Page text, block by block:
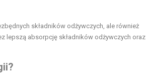
składników odżywczych, ale również
lepszą absorpcję składników odżywczych oraz